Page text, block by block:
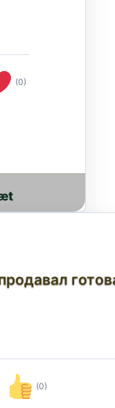
(0)
(0)